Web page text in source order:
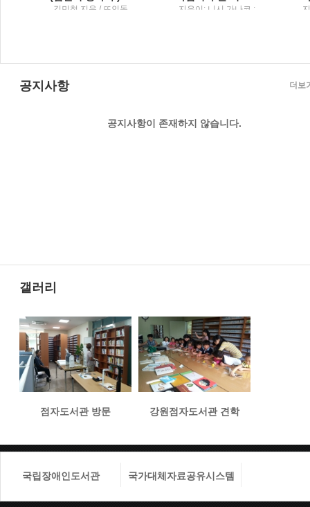
김민철 지음 / 뜨인돌
지은이: 니시 가나코 ;
공지사항
공지사항이 존재하지 않습니다.
더보
갤러리
점자도서관 방문 강원점자도서관 견학
국립장애인도서관 국가대체자료공유시스템